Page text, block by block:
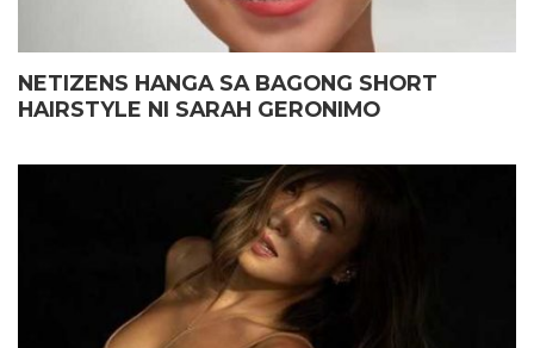
NETIZENS HANGA SA BAGONG SHORT
HAIRSTYLE NI SARAH GERONIMO